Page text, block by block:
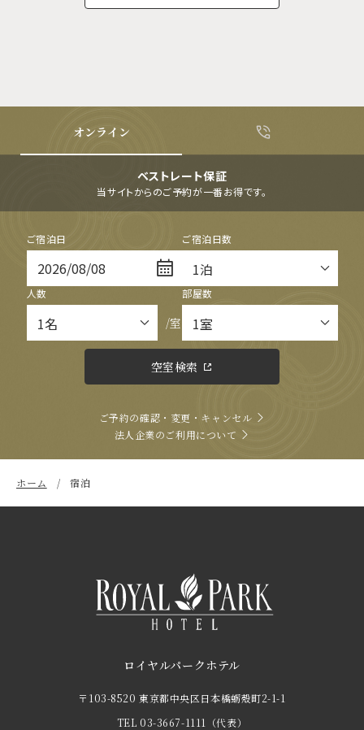
オンライン
ベストレート保証
当サイトからのご予約が一番お得です。
ご宿泊日 ご宿泊日数
人数
/室
部屋数
空室検索
ご予約の確認・変更・キャンセル
法人企業のご利用について
ホーム 宿泊
ロイヤルパークホテル
〒103-8520 東京都中央区日本橋蛎殻町2-1-1
TEL 03-3667-1111
（代表）